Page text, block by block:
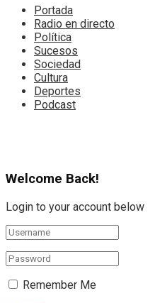
Portada
Radio en directo
Política
Sucesos
Sociedad
Cultura
Deportes
Podcast
Welcome Back!
Login to your account below
Remember Me